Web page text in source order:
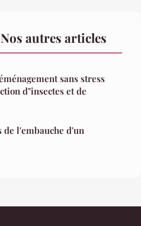
autres articles
sans stress
d"insectes et de
l'embauche d'un